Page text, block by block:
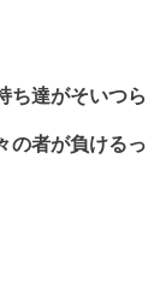
ち達がそいつら
の者が負けるっ